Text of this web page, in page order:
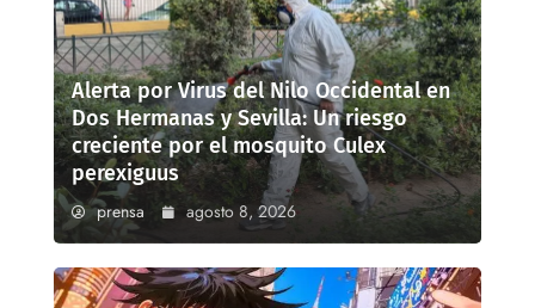
Alerta por Virus del Nilo Occidental en
Dos Hermanas y Sevilla: Un riesgo
creciente por el mosquito Culex
perexiguus
prensa agosto 8, 2026